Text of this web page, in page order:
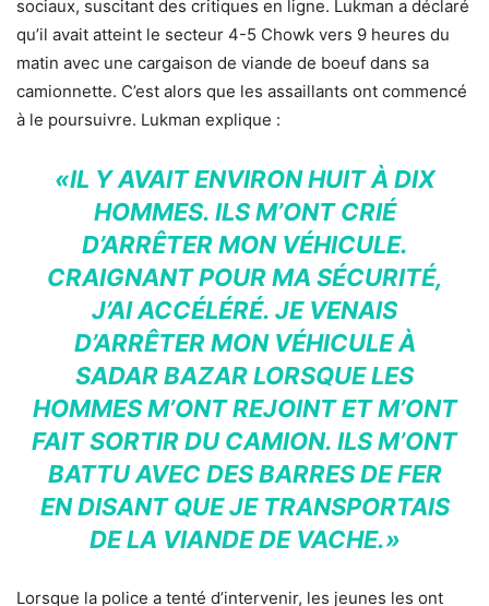
sociaux, suscitant des critiques en ligne. Lukman a déclaré
qu’il avait atteint le secteur 4-5 Chowk vers 9 heures du
matin avec une cargaison de viande de boeuf dans sa
camionnette. C’est alors que les assaillants ont commencé
à le poursuivre. Lukman explique :
«IL Y AVAIT ENVIRON HUIT À DIX
HOMMES. ILS M’ONT CRIÉ
D’ARRÊTER MON VÉHICULE.
CRAIGNANT POUR MA SÉCURITÉ,
J’AI ACCÉLÉRÉ. JE VENAIS
D’ARRÊTER MON VÉHICULE À
SADAR BAZAR LORSQUE LES
HOMMES M’ONT REJOINT ET M’ONT
FAIT SORTIR DU CAMION. ILS M’ONT
BATTU AVEC DES BARRES DE FER
EN DISANT QUE JE TRANSPORTAIS
DE LA VIANDE DE VACHE.»
Lorsque la police a tenté d’intervenir, les jeunes les ont